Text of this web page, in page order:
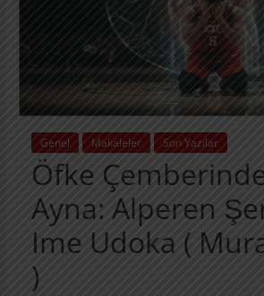
Genel Makaleler Son Yazılar
Öfke
Ayna: Alperen
Ime Udoka (
)